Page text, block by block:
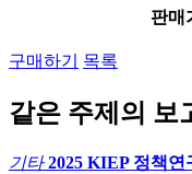
판매
구매하기 목록
같은 주제의 보
기타 2025 KIEP 정책연